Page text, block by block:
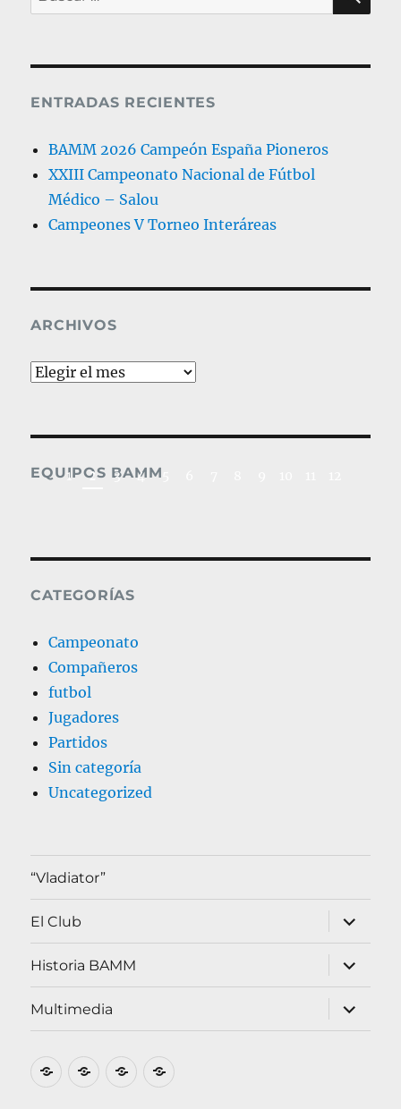
por:
ENTRADAS RECIENTES
BAMM 2026 Campeón España Pioneros
XXIII Campeonato Nacional de Fútbol
Médico – Salou
Campeones V Torneo Interáreas
ARCHIVOS
Archivos
EQUIPOS BAMM
2019_Fútbol
1 2 3 4
CATEGORÍAS
Campeonato
Compañeros
futbol
Jugadores
Partidos
Sin categoría
Uncategorized
“Vladiator”
El Club
expande
el
menú
inferior
Historia BAMM
expande
el
menú
inferior
Multimedia
expande
el
menú
InicioEl
Multimedia«Vladiator»